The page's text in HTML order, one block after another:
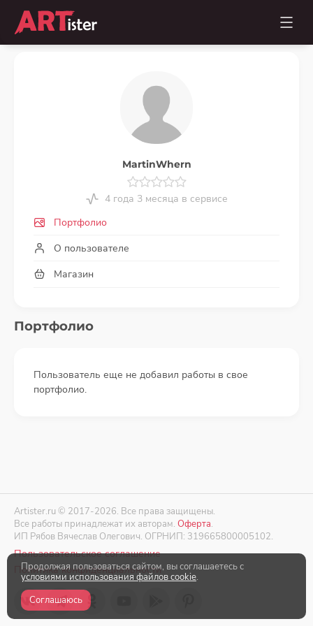
MartinWhern
4 года 3 месяца в сервисе
Портфолио
О пользователе
Магазин
Портфолио
Пользователь еще не добавил работы в свое
портфолио.
Artister.ru © 2017-2026. Все права защищены.
Все работы принадлежат их авторам. Оферта.
ИП Рябов Вячеслав Олегович. ОГРНИП: 319665800005102.
Пользовательское соглашение
Политика конфиденциальности
Продолжая пользоваться сайтом, вы соглашаетесь с
условиями использования файлов cookie.
Соглашаюсь